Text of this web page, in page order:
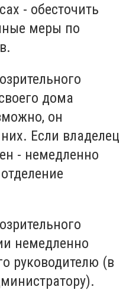
- обесточить
меры по
дома
он
Если владелец
- немедленно
немедленно
руководителю (в